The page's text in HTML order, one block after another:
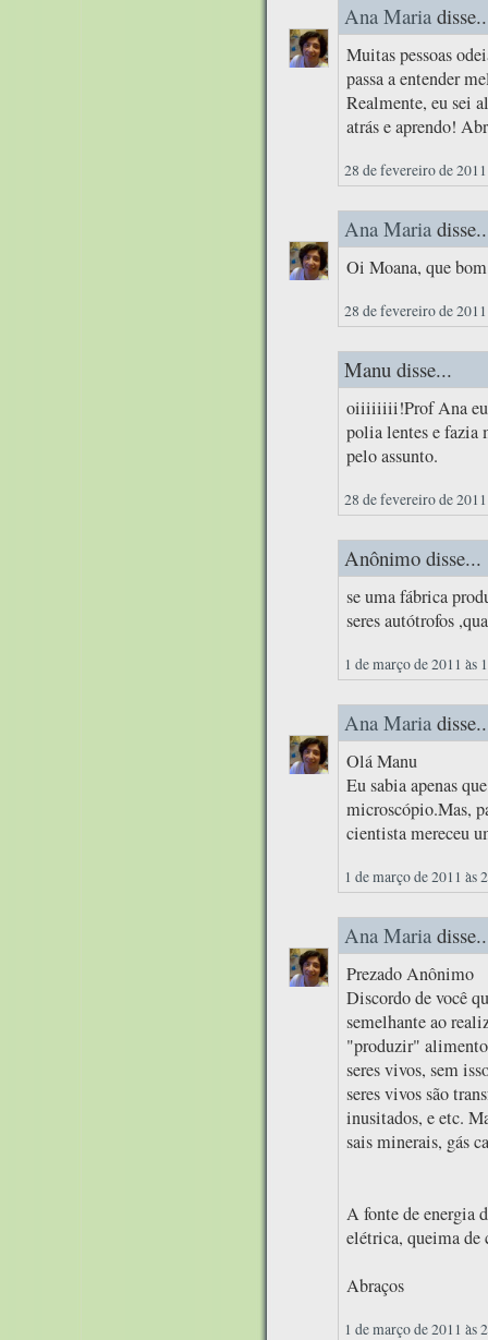
Ana Maria
Muitas pessoas
passa a entender
Realmente, eu sei
atrás e aprendo!
28 de fevereiro de
Ana Maria
Oi Moana, que
28 de fevereiro de
Manu disse...
oiiiiiiii!Prof Ana eu
polia lentes e fazia
pelo assunto.
28 de fevereiro de
Anônimo disse...
se uma fábrica
seres autótrofos
1 de março de 2011 às
Ana Maria
Olá Manu
Eu sabia apenas
microscópio.Mas,
cientista mereceu
1 de março de 2011 às
Ana Maria
Prezado Anônimo
Discordo de você
semelhante ao
"produzir"
seres vivos, sem
seres vivos são
inusitados, e etc.
sais minerais, gás
A fonte de energia
elétrica, queima de
Abraços
1 de março de 2011 às